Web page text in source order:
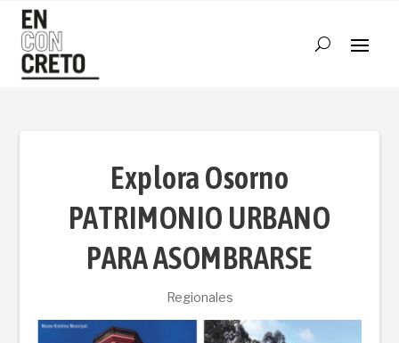
Explora Osorno
PATRIMONIO URBANO
PARA ASOMBRARSE
Regionales